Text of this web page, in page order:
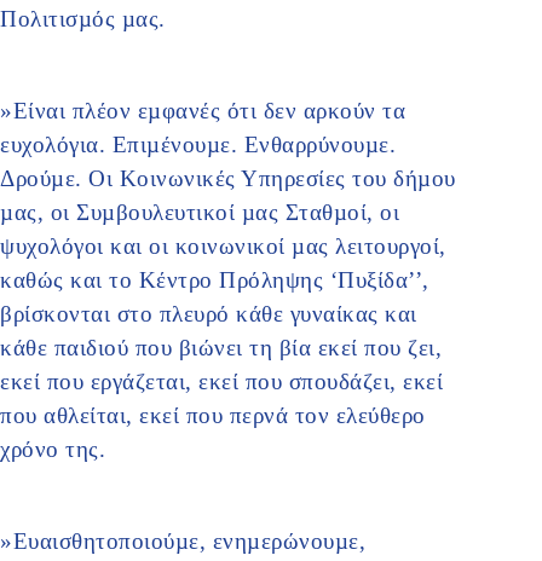
Πολιτισµός µας.
»Είναι πλέον εµφανές ότι δεν αρκούν τα
ευχολόγια. Επιµένουµε. Ενθαρρύνουµε.
Δρούµε. Οι Κοινωνικές Υπηρεσίες του δήµου
µας, οι Συµβουλευτικοί µας Σταθµοί, οι
ψυχολόγοι και οι κοινωνικοί µας λειτουργοί,
καθώς και το Κέντρο Πρόληψης ‘Πυξίδα’’,
βρίσκονται στο πλευρό κάθε γυναίκας και
κάθε παιδιού που βιώνει τη βία εκεί που ζει,
εκεί που εργάζεται, εκεί που σπουδάζει, εκεί
που αθλείται, εκεί που περνά τον ελεύθερο
χρόνο της.
»Ευαισθητοποιούµε, ενηµερώνουµε,